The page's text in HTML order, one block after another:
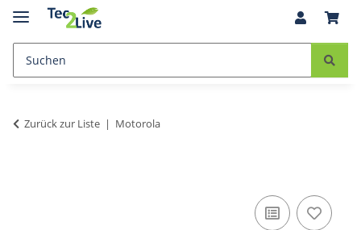
Zurück zur Liste Motorola